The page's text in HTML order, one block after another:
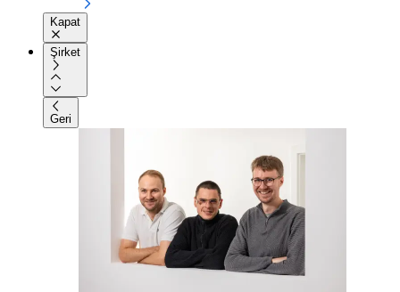
Kapat
Şirket
Geri